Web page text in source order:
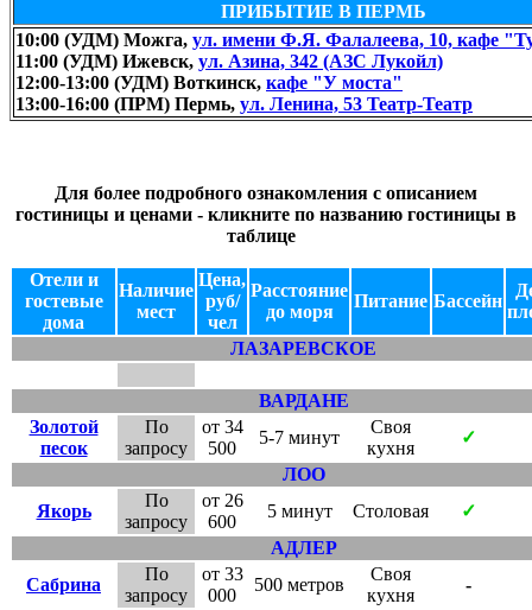
ПРИБЫТИЕ В ПЕРМЬ
10:00 (УДМ) Можга, ул. имени Ф.Я. Фалалеева, 10, кафе
11:00 (УДМ) Ижевск, ул. Азина, 342 (АЗС Лукойл)
12:00-13:00 (УДМ) Воткинск, кафе "У моста"
13:00-16:00 (ПРМ) Пермь, ул. Ленина, 53 Театр-Театр
Для более подробного ознакомления с описанием
гостиницы и ценами - кликните по названию гостиницы в
таблице
Отели и
гостевые
дома
Наличие
мест
Цена,
руб/
чел
Расстояние
до моря
Питание Бассейн
ЛАЗАРЕВСКОЕ
ВАРДАНЕ
Золотой
песок
По
запросу
от 34
500
5-7 минут
Своя
кухня
✓
ЛОО
Якорь
По
запросу
от 26
600
5 минут Столовая
✓
АДЛЕР
Сабрина
По
запросу
от 33
000
500 метров
Своя
кухня
-